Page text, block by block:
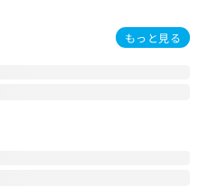
もっと見る